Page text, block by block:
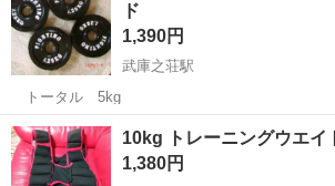
ダンベル
ド
1,390円
武庫之荘駅
トータル 5kg
兵庫 尼崎市 武庫之荘駅 フィットネ
10kg トレーニングウエイ
1,380円